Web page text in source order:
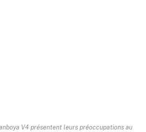
V4 présentent leurs préoccupations au